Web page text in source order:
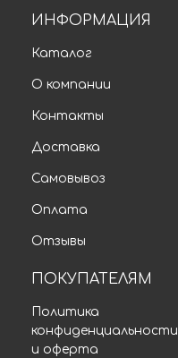
ИНФОРМАЦИЯ
Каталог
О компании
Контакты
Доставка
Самовывоз
Оплата
Отзывы
ПОКУПАТЕЛЯМ
Политика
конфиденциальности
и оферта